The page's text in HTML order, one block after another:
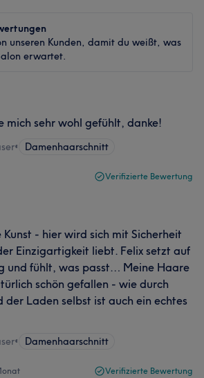
unseren Kunden, damit du weißt, was
erwartet.
mich sehr wohl gefühlt, danke!
• Damenhaarschnitt
Verifizierte Bewertung
Kunst - hier wird sich mit Sicherheit
Einzigartigkeit liebt. Felix setzt auf
und fühlt, was passt… Meine Haare
schön gefallen - wie durch
der Laden selbst ist auch ein echtes
• Damenhaarschnitt
Verifizierte Bewertung